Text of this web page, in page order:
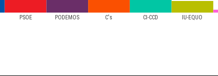
PSOE PODEMOS C's CI-CCD IU-EQUO